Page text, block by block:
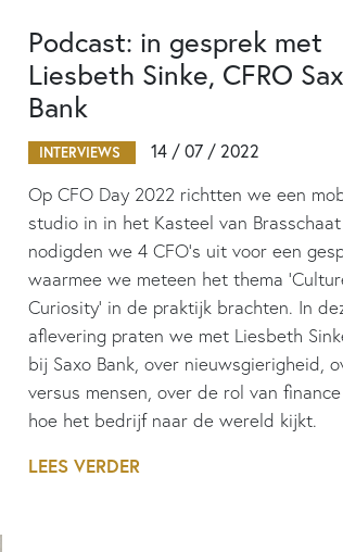
Podcast: in gesprek met
Liesbeth Sinke, CFRO
Bank
INTERVIEWS 14 / 07 / 2022
Op CFO Day 2022 richtten we een
studio in in het Kasteel van
nodigden we 4 CFO's uit voor een
waarmee we meteen het thema
Curiosity' in de praktijk brachten. In
aflevering praten we met Liesbeth
bij Saxo Bank, over nieuwsgierigheid,
versus mensen, over de rol van
hoe het bedrijf naar de wereld kijkt.
LEES VERDER